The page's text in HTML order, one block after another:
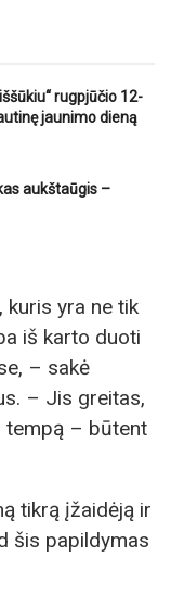
rugpjūčio 12-
jaunimo dieną
aukštaūgis –
kuris yra ne tik
iš karto duoti
– sakė
– Jis greitas,
tempą – būtent
tikrą įžaidėją ir
šis papildymas